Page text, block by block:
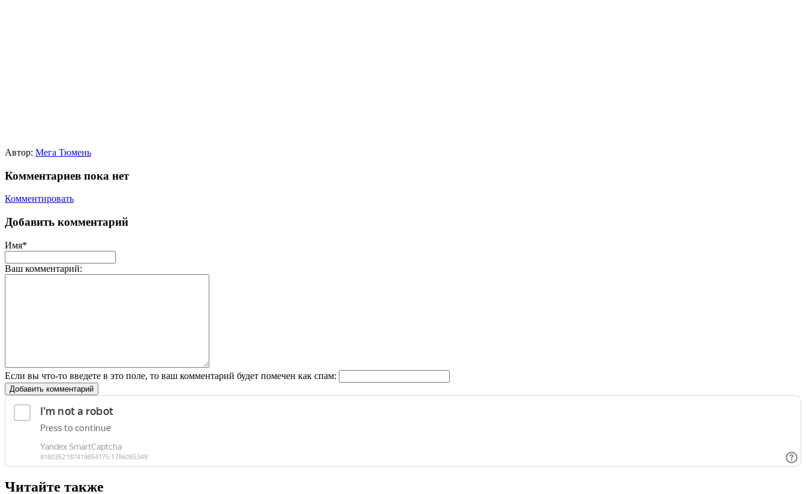
Автор: Мега Тюмень
Комментариев пока нет
Комментировать
Добавить комментарий
Имя*
Ваш комментарий:
Если вы что-то введете в это поле, то ваш комментарий будет помечен как спам:
Добавить комментарий
Читайте также